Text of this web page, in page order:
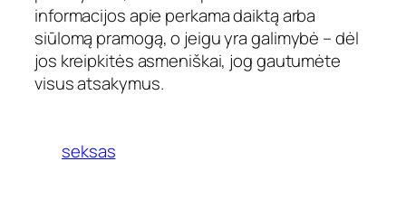
informacijos apie perkama daiktą arba
siūlomą pramogą, o jeigu yra galimybė – dėl
jos kreipkitės asmeniškai, jog gautumėte
visus atsakymus.
seksas